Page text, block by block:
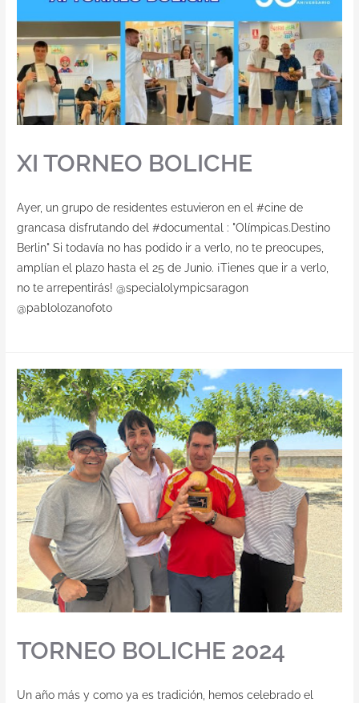
Contacto
XI TORNEO BOLICHE
Ayer, un grupo de residentes estuvieron en el #cine de
grancasa disfrutando del #documental : "Olímpicas.Destino
Berlin" Si todavía no has podido ir a verlo, no te preocupes,
amplían el plazo hasta el 25 de Junio. ¡Tienes que ir a verlo,
no te arrepentirás! @specialolympicsaragon
@pablolozanofoto
TORNEO BOLICHE 2024
Un año más y como ya es tradición, hemos celebrado el